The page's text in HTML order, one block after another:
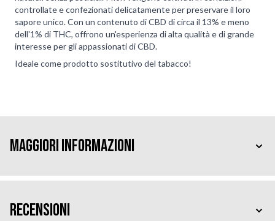
controllate e confezionati delicatamente per preservare il loro
sapore unico. Con un contenuto di CBD di circa il 13% e meno
dell'1% di THC, offrono un'esperienza di alta qualità e di grande
interesse per gli appassionati di CBD.
Ideale come prodotto sostitutivo del tabacco!
Maggiori Informazioni
Recensioni